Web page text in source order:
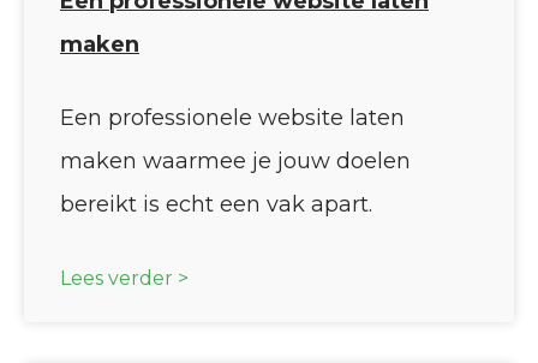
maken
Een professionele website laten
maken waarmee je jouw doelen
bereikt is echt een vak apart.
Lees verder >